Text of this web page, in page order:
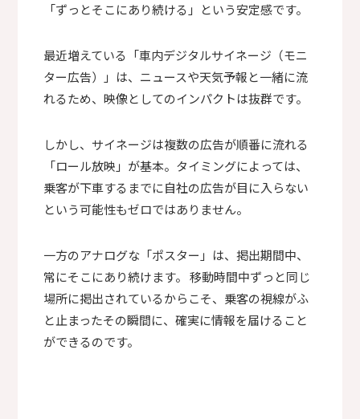
「ずっとそこにあり続ける」という安定感です。
最近増えている「車内デジタルサイネージ（モニ
ター広告）」は、ニュースや天気予報と一緒に流
れるため、映像としてのインパクトは抜群です。
しかし、サイネージは複数の広告が順番に流れる
「ロール放映」が基本。タイミングによっては、
乗客が下車するまでに自社の広告が目に入らない
という可能性もゼロではありません。
一方のアナログな「ポスター」は、掲出期間中、
常にそこにあり続けます。 移動時間中ずっと同じ
場所に掲出されているからこそ、乗客の視線がふ
と止まったその瞬間に、確実に情報を届けること
ができるのです。